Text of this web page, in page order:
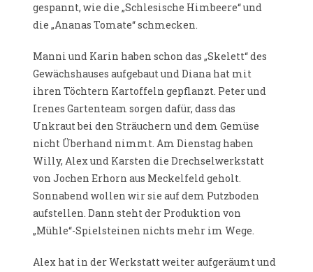
gespannt, wie die „Schlesische Himbeere“ und
die „Ananas Tomate“ schmecken.
Manni und Karin haben schon das „Skelett“ des
Gewächshauses aufgebaut und Diana hat mit
ihren Töchtern Kartoffeln gepflanzt. Peter und
Irenes Gartenteam sorgen dafür, dass das
Unkraut bei den Sträuchern und dem Gemüse
nicht Überhand nimmt. Am Dienstag haben
Willy, Alex und Karsten die Drechselwerkstatt
von Jochen Erhorn aus Meckelfeld geholt.
Sonnabend wollen wir sie auf dem Putzboden
aufstellen. Dann steht der Produktion von
„Mühle“-Spielsteinen nichts mehr im Wege.
Alex hat in der Werkstatt weiter aufgeräumt und